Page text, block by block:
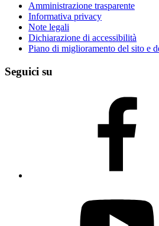
Amministrazione trasparente
Informativa privacy
Note legali
Dichiarazione di accessibilità
Piano di miglioramento del sito e
Seguici su